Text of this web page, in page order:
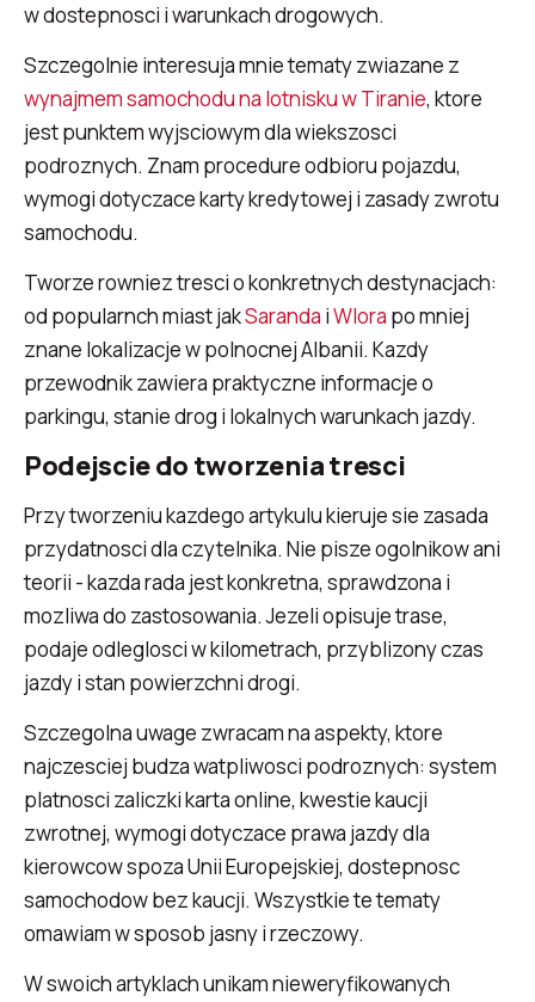
w dostepnosci i warunkach drogowych.
Szczegolnie interesuja mnie tematy zwiazane z
wynajmem samochodu na lotnisku w Tiranie, ktore
jest punktem wyjsciowym dla wiekszosci
podroznych. Znam procedure odbioru pojazdu,
wymogi dotyczace karty kredytowej i zasady zwrotu
samochodu.
Tworze rowniez tresci o konkretnych destynacjach:
od popularnch miast jakSaranda iWlora po mniej
znane lokalizacje w polnocnej Albanii. Kazdy
przewodnik zawiera praktyczne informacje o
parkingu, stanie drog i lokalnych warunkach jazdy.
Podejscie do tworzenia tresci
Przy tworzeniu kazdego artykulu kieruje sie zasada
przydatnosci dla czytelnika. Nie pisze ogolnikow ani
teorii - kazda rada jest konkretna, sprawdzona i
mozliwa do zastosowania. Jezeli opisuje trase,
podaje odleglosci w kilometrach, przyblizony czas
jazdy i stan powierzchni drogi.
Szczegolna uwage zwracam na aspekty, ktore
najczesciej budza watpliwosci podroznych: system
platnosci zaliczki karta online, kwestie kaucji
zwrotnej, wymogi dotyczace prawa jazdy dla
kierowcow spoza Unii Europejskiej, dostepnosc
samochodow bez kaucji. Wszystkie te tematy
omawiam w sposob jasny i rzeczowy.
W swoich artyklach unikam nieweryfikowanych